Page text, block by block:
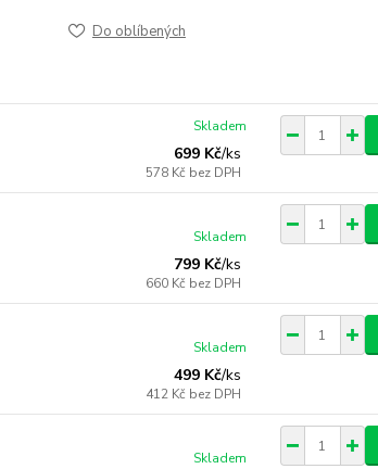
Do oblíbených
699 Kč/ks
578 Kč bez DPH
Skladem
799 Kč/ks
660 Kč bez DPH
Skladem
499 Kč/ks
412 Kč bez DPH
Skladem
Skladem